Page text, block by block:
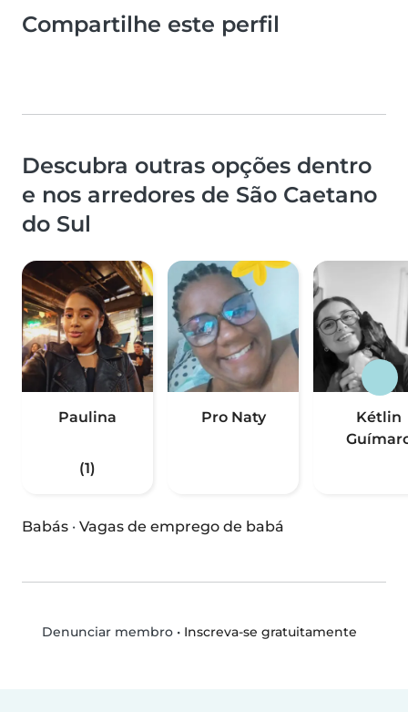
Compartilhe este perfil
Descubra outras opções dentro
e nos arredores de São Caetano
do Sul
Paulina
(1)
Pro Naty
Kétlin
Babás · Vagas de emprego de babá
Denunciar membro• Inscreva-se gratuitamente